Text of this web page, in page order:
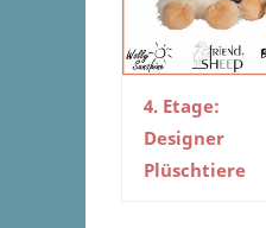
4. Etage:
Designer
Plüschtiere